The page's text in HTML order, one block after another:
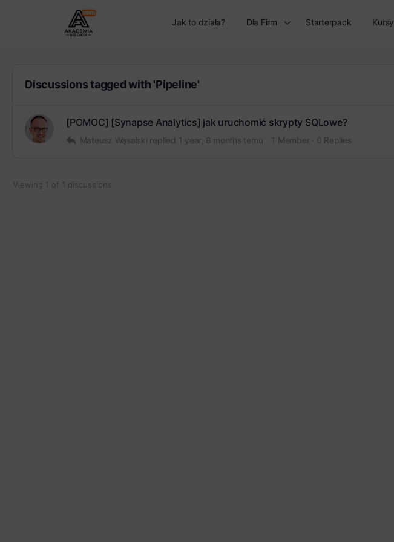
Jak to działa? Dla Firm Starterpack Kursy
Discussions tagged with 'Pipeline'
[POMOC] [Synapse Analytics] jak uruchomić skrypty SQLowe?
Mateusz Wąsalski replied 1 year, 8 months temu 1 Member · 0 Replies
Viewing 1 of 1 discussions